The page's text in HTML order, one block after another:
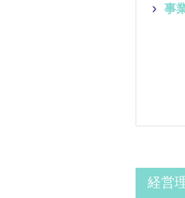
事
経営